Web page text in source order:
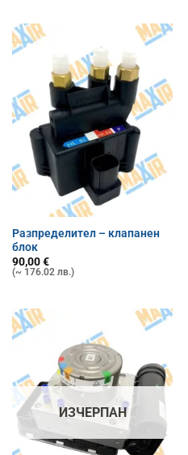
Разпределител – клапанен
блок
90,00€
(~ 176.02 лв.)
ИЗЧЕРПАН